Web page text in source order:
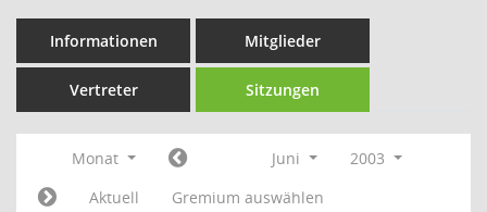
Informationen Mitglieder
Vertreter Sitzungen
Monat Juni
2003
Aktuell
Gremium auswählen